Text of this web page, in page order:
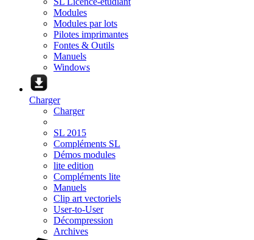
Modules
Modules par lots
Pilotes imprimantes
Fontes & Outils
Manuels
Windows
Charger
Charger
SL 2015
Compléments SL
Démos modules
lite edition
Compléments lite
Manuels
Clip art vectoriels
User-to-User
Décompression
Archives